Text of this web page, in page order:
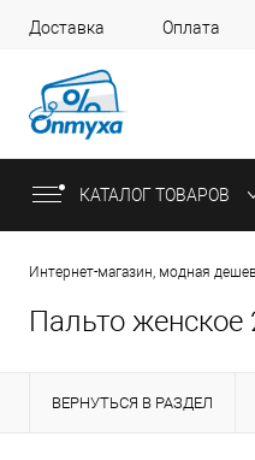
Доставка Оплата
КАТАЛОГ ТОВАРОВ
Интернет-магазин, модная
Пальто женское
ВЕРНУТЬСЯ В РАЗДЕЛ